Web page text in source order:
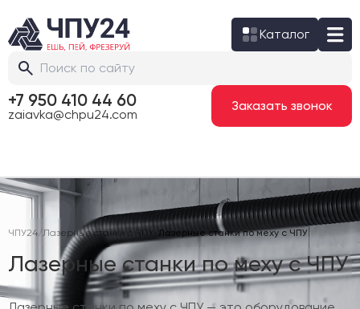
Каталог
+7 950 410 44 60
zaiavka@chpu24.com
Заказать звонок
ЧПУ24/Лазерные станки с ЧПУ Лазерные станки по меху с ЧПУ
Лазерные станки по меху с ЧПУ